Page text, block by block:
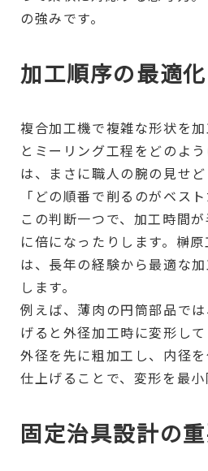
の強みです。
加工順序の最適
複合加工機で複雑な形状を
とミーリング工程をどのよ
は、まさに職人の腕の見せど
「どの順番で削るのがベスト
この判断一つで、加工時間
に倍になったりします。榊
は、長年の経験から最適な
します。
例えば、薄肉の円筒部品で
げると外径加工時に変形し
外径を先に粗加工し、内径
仕上げることで、変形を最小
固定治具設計の